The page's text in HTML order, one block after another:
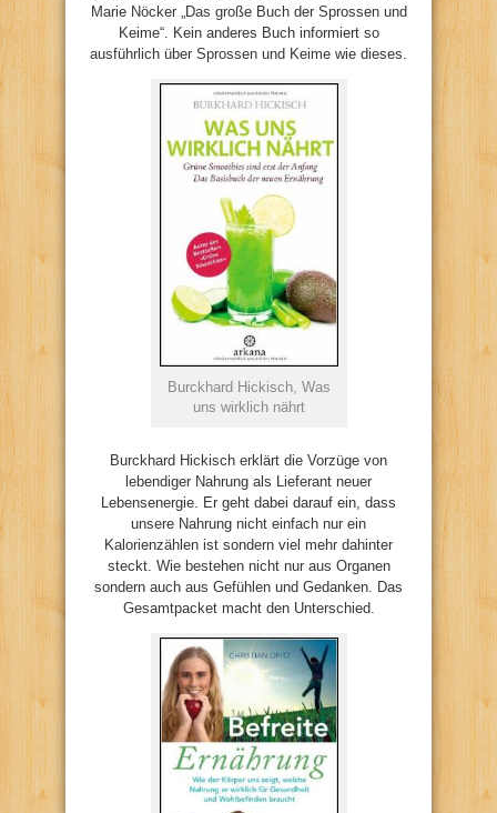
Marie Nöcker „Das große Buch der Sprossen und
Keime“. Kein anderes Buch informiert so
ausführlich über Sprossen und Keime wie dieses.
Burckhard Hickisch, Was
uns wirklich nährt
Burckhard Hickisch erklärt die Vorzüge von
lebendiger Nahrung als Lieferant neuer
Lebensenergie. Er geht dabei darauf ein, dass
unsere Nahrung nicht einfach nur ein
Kalorienzählen ist sondern viel mehr dahinter
steckt. Wie bestehen nicht nur aus Organen
sondern auch aus Gefühlen und Gedanken. Das
Gesamtpacket macht den Unterschied.